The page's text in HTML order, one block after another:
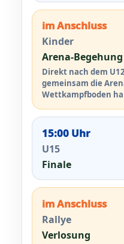
im Anschluss
Kinder
Arena-Begehung
Direkt nach dem
gemeinsam die
Wettkampfboden
15:00 Uhr
U15
Finale
im Anschluss
Rallye
Verlosung